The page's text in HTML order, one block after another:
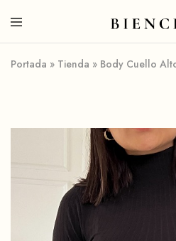
Portada » Tienda » Body Cuello